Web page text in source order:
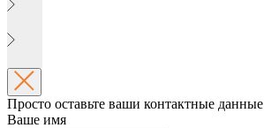
Просто оставьте ваши контактные данные
Ваше имя